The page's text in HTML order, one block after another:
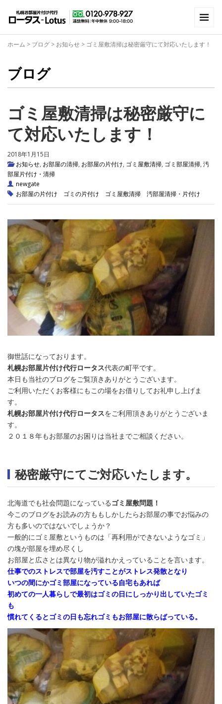
ホーム > ブログ > お知らせ > ゴミ屋敷清掃は秘密厳守にて対応いたします！
ブログ
ゴミ屋敷清掃は秘密厳守に
て対応いたします！
2018年1月15日
お知らせ, お部屋の清掃, お部屋の片付け, ゴミ屋敷清掃, ゴミ部屋清掃, 汚
部屋片付け・清掃
newgate
お部屋の片付け
ゴミの片付け ゴミ屋敷清掃 汚部屋清掃・片付け
御世話になっております。
札幌お部屋片付け代行ロータス代表の町平です。
本日も当社のブログをご覧頂きありがとうございます。
ご利用いただくお客様にもこの場をお借りしてお礼申し上げま
す。
札幌お部屋片付け代行ロータスをご利用頂きありがとうございま
す。
２０１８年もお部屋のお困りは当社までご相談ください。
秘密厳守にてご対応いたします。
北海道でも社会問題になっているゴミ屋敷問題！
今このブログをお読みの方ももしかしたらお部屋の事でお悩みの
方も多いのではないでしょうか？
一般的にゴミ屋敷というものは「再利用ができないようなゴミ」
の塊が部屋を埋め尽くし
お部屋と広さとは異なり物が溢れかえっていることを言います。
仕事でのストレスで部屋を汚すことがストレス発散となり
いつの間にかゴミ部屋になっている自宅もあれば
初めての一人暮らしで最初はゴミの日にしっかり出していたゴミ
も
慣れてくるとゴミの日も忘れゴミもお部屋に散らばっている。